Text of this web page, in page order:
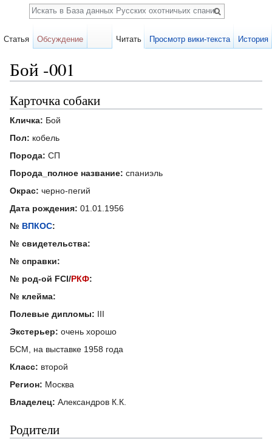
Бой -001
Карточка собаки
Кличка: Бой
Пол: кобель
Порода: СП
Порода_полное название: спаниэль
Окрас: черно-пегий
Дата рождения: 01.01.1956
№ ВПКОС:
№ свидетельства:
№ справки:
№ род-ой FCI/РКФ:
№ клейма:
Полевые дипломы: III
Экстерьер: очень хорошо
БСМ, на выставке 1958 года
Класс: второй
Регион: Москва
Владелец: Александров К.К.
Родители
Статья Обсуждение Читать Просмотр вики-текста История
Поиск